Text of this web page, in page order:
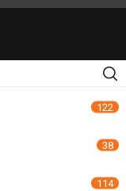
122
38
114